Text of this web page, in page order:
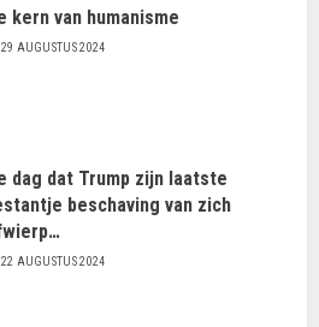
kern van humanisme
29 AUGUSTUS 2024
dag dat Trump zijn laatste
beschaving van zich
22 AUGUSTUS 2024